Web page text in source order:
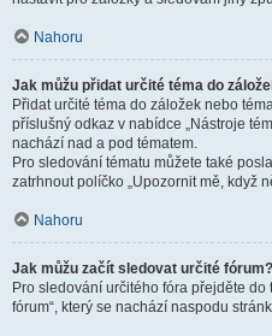
Nahoru
Jak můžu přidat určité téma do
Přidat určité téma do záložek nebo
příslušný odkaz v nabídce „Nástroje
nachází nad a pod tématem.
Pro sledování tématu můžete také
zatrhnout políčko „Upozornit mě, když
Nahoru
Jak můžu začít sledovat určité fórum?
Pro sledování určitého fóra přejděte
fórum“, který se nachází naspodu